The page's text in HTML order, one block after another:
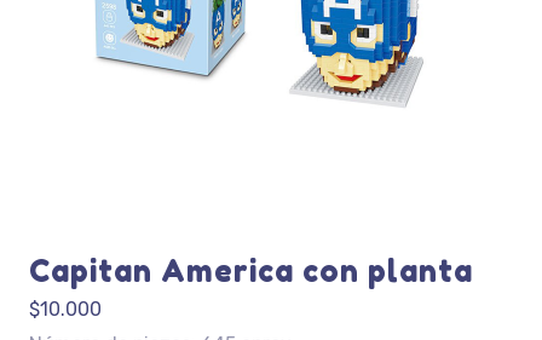
Capitan America con planta
$10.000